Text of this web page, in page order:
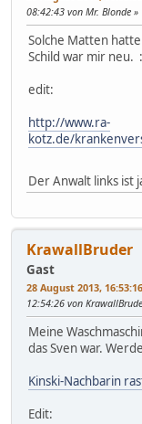
08:42:43 von Mr. Blonde
Solche Matten
Schild war mir neu.
edit:
http://www.ra-
kotz.de/
Der Anwalt links ist
KrawallBruder
Gast
28 August 2013, 16:53:16
12:54:26 von
Meine
das Sven war.
Kinski-Nachbarin
Edit: